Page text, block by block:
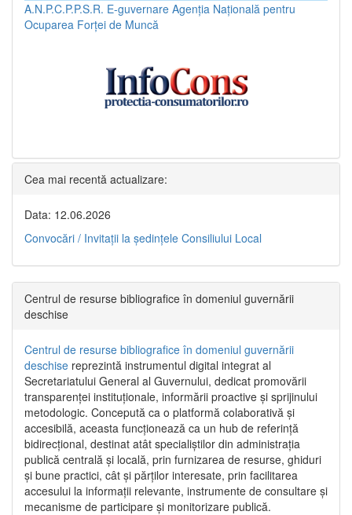
A.N.P.C.P.P.S.R. E-guvernare Agenția Națională pentru
Ocuparea Forței de Muncă
Cea mai recentă actualizare:
Data: 12.06.2026
Convocări / Invitaţii la şedinţele Consiliului Local
Centrul de resurse bibliografice în domeniul guvernării
deschise
Centrul de resurse bibliografice în domeniul guvernării
deschise reprezintă instrumentul digital integrat al
Secretariatului General al Guvernului, dedicat promovării
transparenței instituționale, informării proactive și sprijinului
metodologic. Concepută ca o platformă colaborativă și
accesibilă, aceasta funcționează ca un hub de referință
bidirecțional, destinat atât specialiștilor din administrația
publică centrală și locală, prin furnizarea de resurse, ghiduri
și bune practici, cât și părților interesate, prin facilitarea
accesului la informații relevante, instrumente de consultare și
mecanisme de participare și monitorizare publică.